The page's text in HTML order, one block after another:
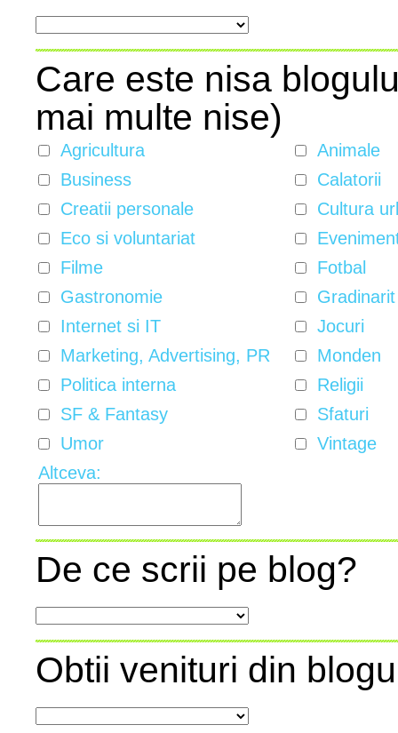
Care este nisa
mai multe nise)
Agricultura
Animale
Business
Calatorii
Creatii personale
Cultura
Eco si voluntariat
Filme
Fotbal
Gastronomie
Gradinarit
Internet si IT
Jocuri
Marketing, Advertising, PR
Monden
Politica interna
Religii
SF & Fantasy
Sfaturi
Umor
Vintage
Altceva:
De ce scrii pe blog?
Obtii venituri din